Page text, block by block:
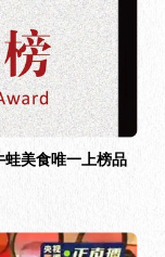
蛙美食唯一上榜品